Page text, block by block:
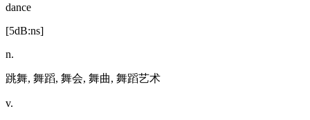
dance
[5dB:ns]
n.
跳舞, 舞蹈, 舞会, 舞曲, 舞蹈艺术
v.